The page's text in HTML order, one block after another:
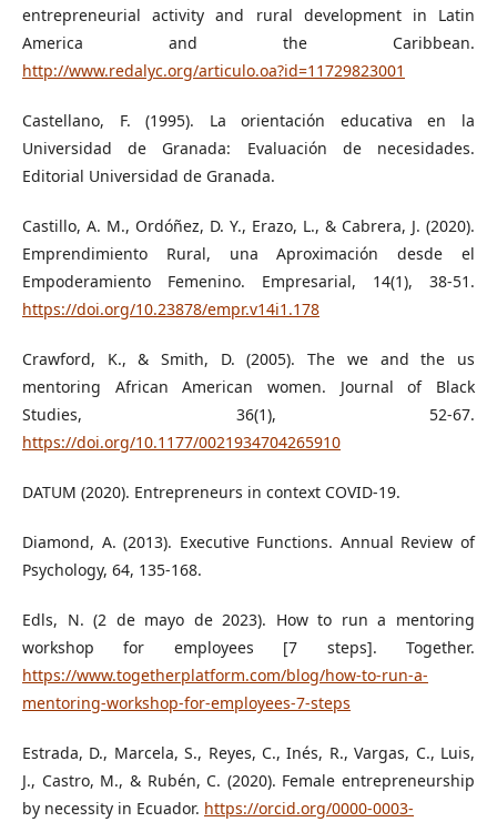
entrepreneurial activity and rural development in Latin
America and the Caribbean.
http://www.redalyc.org/articulo.oa?id=11729823001
Castellano, F. (1995). La orientación educativa en la
Universidad de Granada: Evaluación de necesidades.
Editorial Universidad de Granada.
Castillo, A. M., Ordóñez, D. Y., Erazo, L., & Cabrera, J. (2020).
Emprendimiento Rural, una Aproximación desde el
Empoderamiento Femenino. Empresarial, 14(1), 38-51.
https://doi.org/10.23878/empr.v14i1.178
Crawford, K., & Smith, D. (2005). The we and the us
mentoring African American women. Journal of Black
Studies, 36(1), 52-67.
https://doi.org/10.1177/0021934704265910
DATUM (2020). Entrepreneurs in context COVID-19.
Diamond, A. (2013). Executive Functions. Annual Review of
Psychology, 64, 135-168.
Edls, N. (2 de mayo de 2023). How to run a mentoring
workshop for employees [7 steps]. Together.
https://www.togetherplatform.com/blog/how-to-run-a-
mentoring-workshop-for-employees-7-steps
Estrada, D., Marcela, S., Reyes, C., Inés, R., Vargas, C., Luis,
J., Castro, M., & Rubén, C. (2020). Female entrepreneurship
by necessity in Ecuador. https://orcid.org/0000-0003-